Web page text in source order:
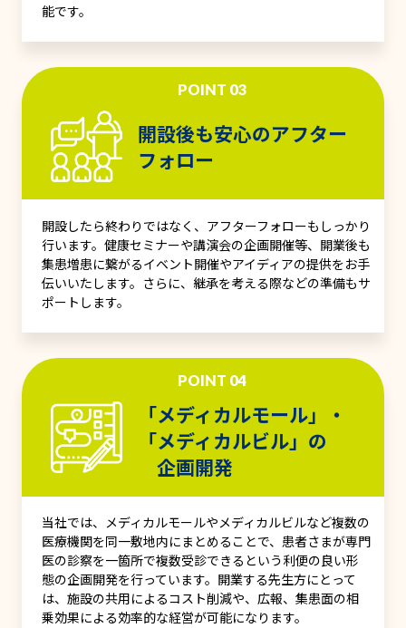
能です。
POINT 03
開設後も安心のアフター
フォロー
開設したら終わりではなく、アフターフォローもしっかり
行います。健康セミナーや講演会の企画開催等、開業後も
集患増患に繋がるイベント開催やアイディアの提供をお手
伝いいたします。さらに、継承を考える際などの準備もサ
ポートします。
POINT 04
「メディカルモール」・
「メディカルビル」の
企画開発
当社では、メディカルモールやメディカルビルなど複数の
医療機関を同一敷地内にまとめることで、患者さまが専門
医の診察を一箇所で複数受診できるという利便の良い形
態の企画開発を行っています。開業する先生方にとって
は、施設の共用によるコスト削減や、広報、集患面の相
乗効果による効率的な経営が可能になります。